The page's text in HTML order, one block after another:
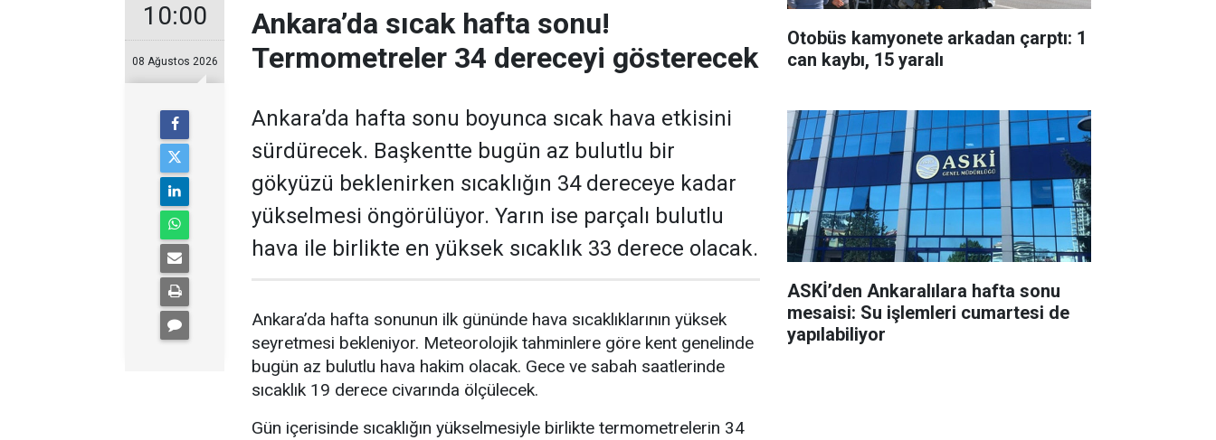
10:00
08 Ağustos 2026
Ankara’da sıcak hafta sonu!
Termometreler 34 dereceyi gösterecek
Ankara’da hafta sonu boyunca sıcak hava etkisini
sürdürecek. Başkentte bugün az bulutlu bir
gökyüzü beklenirken sıcaklığın 34 dereceye kadar
yükselmesi öngörülüyor. Yarın ise parçalı bulutlu
hava ile birlikte en yüksek sıcaklık 33 derece olacak.
Ankara’da hafta sonunun ilk gününde hava sıcaklıklarının yüksek
seyretmesi bekleniyor. Meteorolojik tahminlere göre kent genelinde
bugün az bulutlu hava hakim olacak. Gece ve sabah saatlerinde
sıcaklık 19 derece civarında ölçülecek.
Gün içerisinde sıcaklığın yükselmesiyle birlikte termometrelerin 34
Otobüs kamyonete arkadan çarptı: 1
can kaybı, 15 yaralı
ASKİ’den Ankaralılara hafta sonu
mesaisi: Su işlemleri cumartesi de
yapılabiliyor